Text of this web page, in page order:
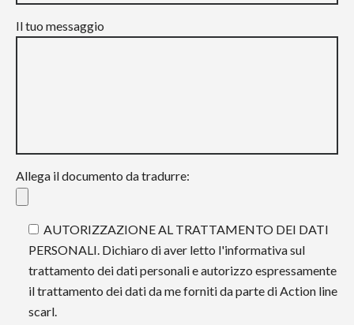
Il tuo messaggio
Allega il documento da tradurre:
AUTORIZZAZIONE AL TRATTAMENTO DEI DATI
PERSONALI. Dichiaro di aver letto l'informativa sul
trattamento dei dati personali e autorizzo espressamente
il trattamento dei dati da me forniti da parte di Action line
scarl.